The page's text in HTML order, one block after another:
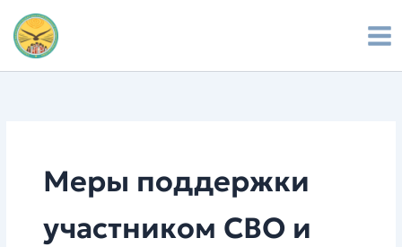
содержимому
Меры поддержки
участником СВО и